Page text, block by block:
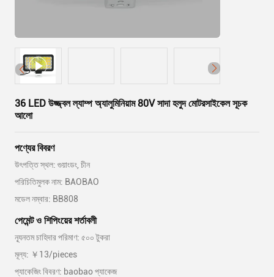
36 LED উজ্জ্বল ল্যাম্প অ্যালুমিনিয়াম 80V সাদা হলুদ মোটরসাইকেল সূচক
আলো
পণ্যের বিবরণ
উৎপত্তি স্থল: গুয়াংডং, চীন
পরিচিতিমুলক নাম: BAOBAO
মডেল নম্বার: BB808
পেমেন্ট ও শিপিংয়ের শর্তাবলী
ন্যূনতম চাহিদার পরিমাণ: ৫০০ টুকরা
মূল্য: ￥13/pieces
প্যাকেজিং বিবরণ: baobao প্যাকেজ